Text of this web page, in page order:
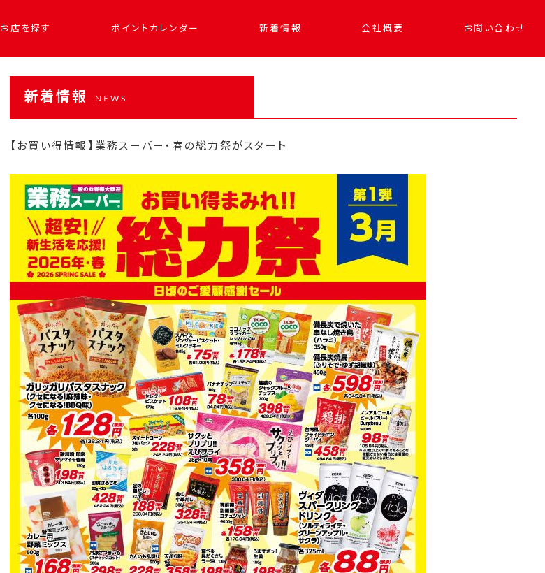
お店を探す ポイントカレンダー 新着情報 会社概要 お問い合わせ
新着情報 NEWS
【お買い得情報】業務スーパー・春の総力祭がスタート